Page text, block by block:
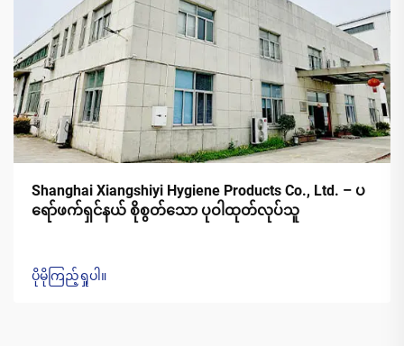
Shanghai Xiangshiyi Hygiene Products Co., Ltd. – ပ
ရော်ဖက်ရှင်နယ် စိုစွတ်သော ပုဝါထုတ်လုပ်သူ
ပိုမိုကြည့်ရှုပါ။